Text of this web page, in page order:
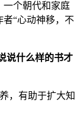
一个朝代和家庭
“心动神移，不
说什么样的书才
，有助于扩大知